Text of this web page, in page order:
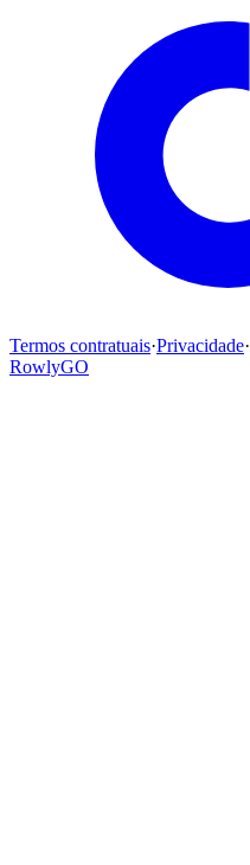
Termos contratuais·Privacidade·
RowlyGO